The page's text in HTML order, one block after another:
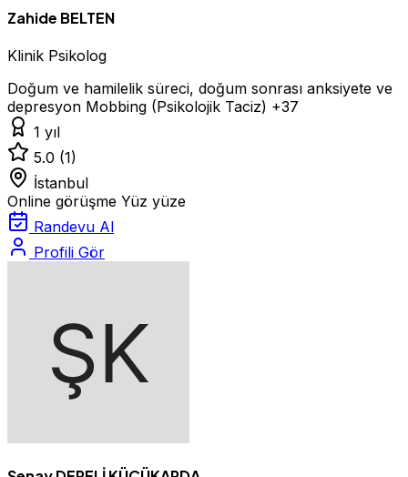
Zahide BELTEN
Klinik Psikolog
Doğum ve hamilelik süreci, doğum sonrası anksiyete ve
depresyon Mobbing (Psikolojik Taciz) +37
1 yıl
5.0 (1)
İstanbul
Online görüşme Yüz yüze
Randevu Al
Profili Gör